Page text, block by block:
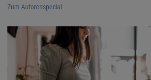
Zum Autorenspecial